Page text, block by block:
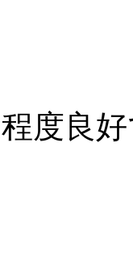
度良